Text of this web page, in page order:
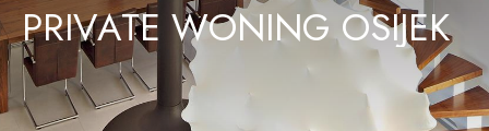
PRIVATE WONING OSIJEK